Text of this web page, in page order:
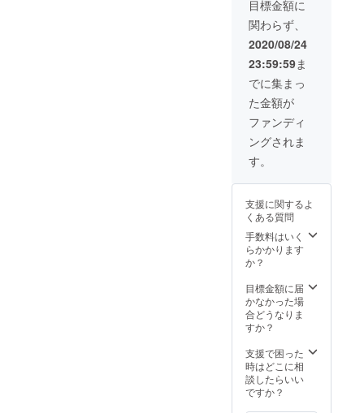
は 業者
に頼む
と専従
者費用
が別途
でかか
ります
が 私達
の場合
は専従
者はボ
で行い
※宿泊費
用は別
途で
す。交
通費は
ませ
ん。 撮
影日程
などは
で決め
て行き
たいと
思いま
目標金額に
関わらず、
2020/08/24
23:59:59ま
でに集まっ
た金額が
ファンディ
ングされま
す。
支援に関するよ
くある質問
手数料はいく
らかかります
か？
目標金額に届
かなかった場
合どうなりま
すか？
支援で困った
時はどこに相
談したらいい
ですか？